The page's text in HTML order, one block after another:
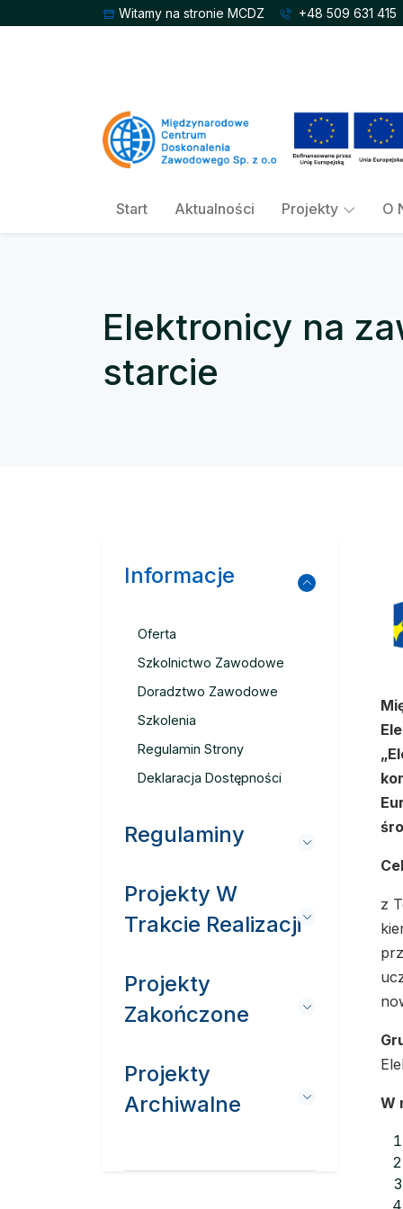
Witamy na stronie MCDZ +48 509 631 415
Start Aktualności Projekty O
Elektronicy na
starcie
z
W
Informacje
Oferta
Szkolnictwo Zawodowe
Doradztwo Zawodowe
Szkolenia
Regulamin Strony
Deklaracja Dostępności
Regulaminy
Projekty W
Trakcie Realizacji
Projekty
Zakończone
Projekty
Archiwalne